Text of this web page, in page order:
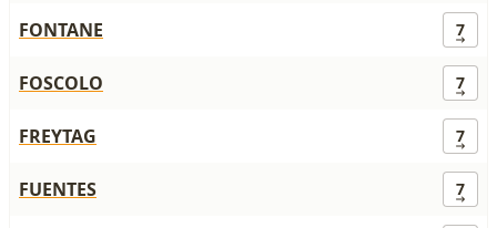
FONTANE 7
FOSCOLO 7
FREYTAG 7
FUENTES 7